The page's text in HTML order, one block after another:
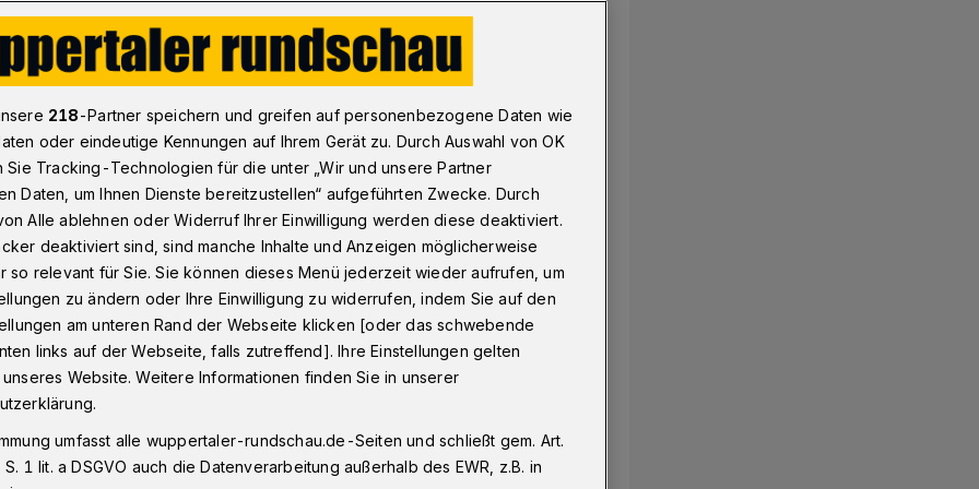
Fall Binder sorgt für Zündstoff im Rat
für Zündstoff
zu den Vorgängen um die
Zusatz-Details ans Licht, lässt aber
218-Partner speichern und greifen auf personenbezogene Daten wie
oder eindeutige Kennungen auf Ihrem Gerät zu. Durch Auswahl von OK
Sie Tracking-Technologien für die unter „Wir und unsere Partner
Daten, um Ihnen Dienste bereitzustellen“ aufgeführten Zwecke. Durch
Alle ablehnen oder Widerruf Ihrer Einwilligung werden diese deaktiviert.
deaktiviert sind, sind manche Inhalte und Anzeigen möglicherweise
so relevant für Sie. Sie können dieses Menü jederzeit wieder aufrufen, um
zu ändern oder Ihre Einwilligung zu widerrufen, indem Sie auf den
am unteren Rand der Webseite klicken [oder das schwebende
links auf der Webseite, falls zutreffend]. Ihre Einstellungen gelten
Website. Weitere Informationen finden Sie in unserer
umfasst alle wuppertaler-rundschau.de-Seiten und schließt gem. Art.
1 lit. a DSGVO auch die Datenverarbeitung außerhalb des EWR, z.B. in